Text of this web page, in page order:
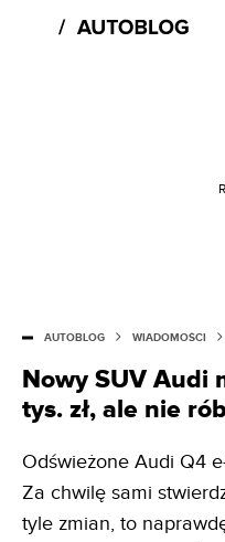
AUTOBLOG WIADOMOŚCI
Nowy SUV Audi
tys. zł, ale nie
Odświeżone Audi Q4
Za chwilę sami
tyle zmian, to